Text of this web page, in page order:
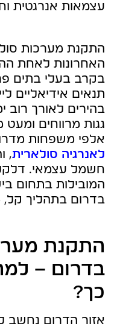
עצמאות אנרגטית
התקנת מערכות
האחרונות לאחת
בקרב בעלי בתים
תנאים אידיאליים
בהירים לאורך רוב
גגות מרווחים
אלפי משפחות
לאנרגיה סולארית,
חשמל עצמאי.
המובילות בתחום
בדרום בתהליך קל,
התקנת
בדרום –
כך?
אזור הדרום נחשב